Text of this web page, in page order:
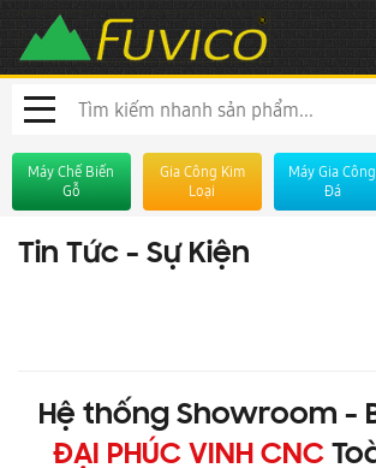
Máy Chế Biến
Gỗ
Gia Công Kim
Loại
Máy Gia Công
Đá
Tin Tức - Sự Kiện
Hệ thống Showroom -
ĐẠI PHÚC VINH CNC